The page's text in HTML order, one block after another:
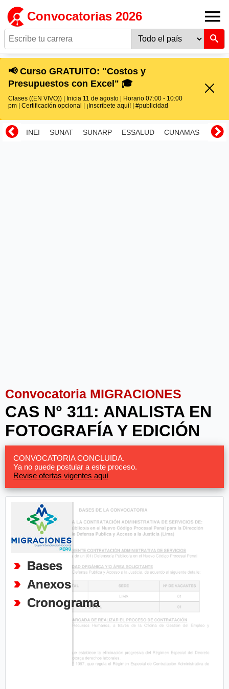
Convocatorias 2026
📢 Curso GRATUITO: "Costos y
Presupuestos con Excel" 🎓
Clases ((EN VIVO)) | Inicia 11 de agosto | Horario 07:00 - 10:00
pm | Certificación opcional | ¡Inscríbete aquí! | #publicidad
INEI SUNAT SUNARP ESSALUD CUNAMAS
Convocatoria MIGRACIONES
CAS N° 311: ANALISTA EN
FOTOGRAFÍA Y EDICIÓN
CONVOCATORIA CONCLUIDA.
Ya no puede postular a este proceso.
Revise ofertas vigentes aquí
Bases
Anexos
Cronograma